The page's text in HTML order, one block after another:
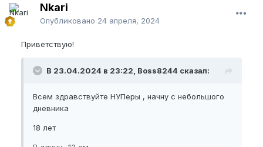
Nkari
Опубликовано 24 апреля, 2024
Приветствую!
В 23.04.2024 в 23:22, Boss8244 сказал:
Всем здравствуйте НУПеры , начну с небольшого
дневника
18 лет